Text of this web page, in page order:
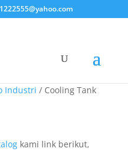
Industri / Cooling Tank
kami link berikut,